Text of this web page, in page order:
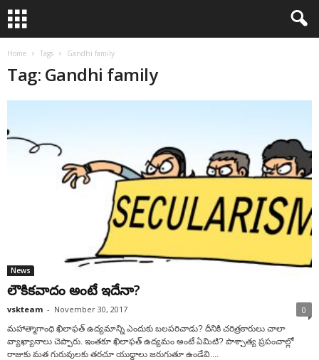
Home Tags Gandhi family
Tag: Gandhi family
News
లౌకికవాదం అంటే ఇదేనా?
vskteam - November 30, 2017 0
మహాత్మాగాంధి ఖిలాఫత్ ఉద్యమాన్ని ఎందుకు బలపరిచాడు? దీనికి చరిత్రకారులు చాలా
వ్యాఖ్యానాలు చెప్పారు. ఇంతకూ ఖిలాఫత్ ఉద్యమం అంటే ఏమిటి? పాశ్చాత్య ప్రపంచాల్లో
రాజుకు మత గురువులకు తరచూ యుద్ధాలు జరుగుతూ ఉండేవి....